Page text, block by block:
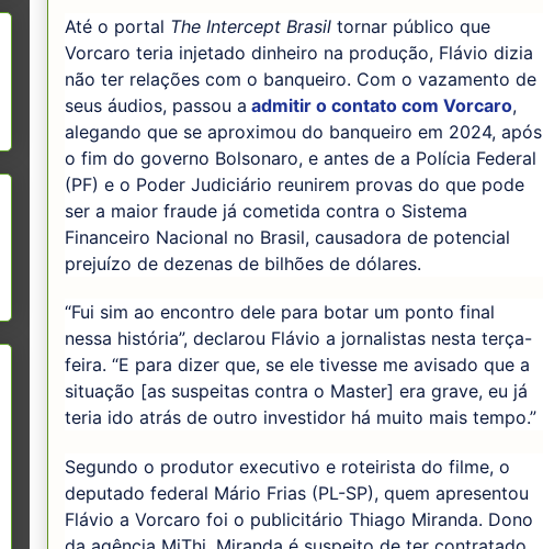
Até o portal The Intercept Brasil tornar público que
Vorcaro teria injetado dinheiro na produção, Flávio dizia
não ter relações com o banqueiro. Com o vazamento de
seus áudios, passou a admitir o contato com Vorcaro,
alegando que se aproximou do banqueiro em 2024, após
o fim do governo Bolsonaro, e antes de a Polícia Federal
(PF) e o Poder Judiciário reunirem provas do que pode
ser a maior fraude já cometida contra o Sistema
Financeiro Nacional no Brasil, causadora de potencial
prejuízo de dezenas de bilhões de dólares.
“Fui sim ao encontro dele para botar um ponto final
nessa história”, declarou Flávio a jornalistas nesta terça-
feira. “E para dizer que, se ele tivesse me avisado que a
situação [as suspeitas contra o Master] era grave, eu já
teria ido atrás de outro investidor há muito mais tempo.”
Segundo o produtor executivo e roteirista do filme, o
deputado federal Mário Frias (PL-SP), quem apresentou
Flávio a Vorcaro foi o publicitário Thiago Miranda. Dono